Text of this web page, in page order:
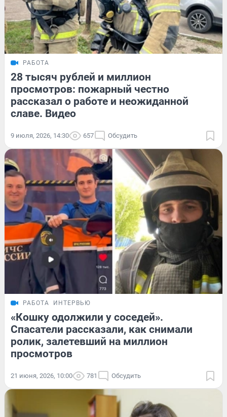
РАБОТА
28 тысяч рублей и миллион
просмотров: пожарный честно
рассказал о работе и неожиданной
славе. Видео
9 июля, 2026, 14:30 657 Обсудить
РАБОТА ИНТЕРВЬЮ
«Кошку одолжили у соседей».
Спасатели рассказали, как снимали
ролик, залетевший на миллион
просмотров
21 июня, 2026, 10:00 781 Обсудить